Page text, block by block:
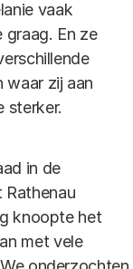
vaak
graag. En ze
waar zij aan
sterker.
in de
Rathenau
knoopte het
met vele